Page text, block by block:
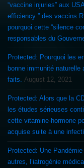
“vaccine injuries” aux
efficiency ” des vaccins
pourquoi cette “silence
responsables du
Protected: Pourquoi les
bonne immunité
faits.
August 12, 2021
Protected: Alors que la
les études sérieuses
cette vitamine-hormone
acquise suite à une
Protected: Une
autres, l’iatrogénie